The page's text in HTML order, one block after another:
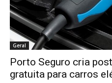
Geral
Porto Seguro cria
gratuita para carros